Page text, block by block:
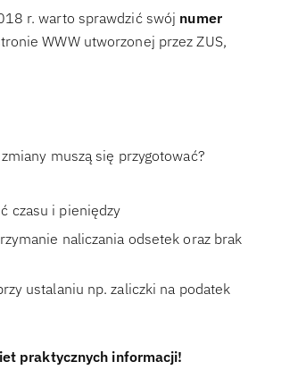
r. warto sprawdzić swój numer
WWW utworzonej przez ZUS,
muszą się przygotować?
czasu i pieniędzy
naliczania odsetek oraz brak
ustalaniu np. zaliczki na podatek
praktycznych informacji!